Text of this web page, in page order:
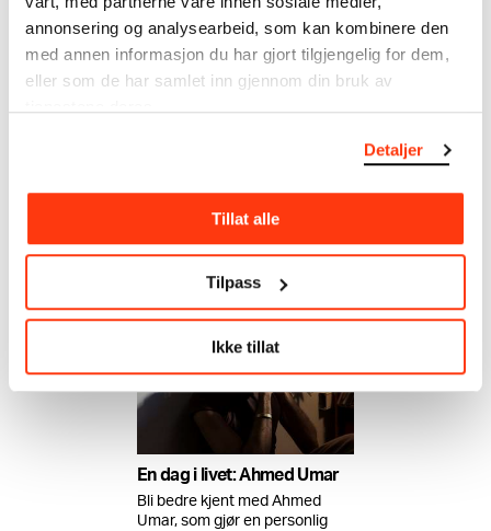
annonsering og analysearbeid, som kan kombinere den
med annen informasjon du har gjort tilgjengelig for dem,
eller som de har samlet inn gjennom din bruk av
Detaljer
Tillat alle
Tilpass
Ikke tillat
utstillingen «Gi meg et navn».
En dag i livet: Guro Sibeko
tolkning i utstillingen «Gi meg
et navn».
En dag i livet: Ahmed Umar
Bli bedre kjent med Ahmed
Umar, som gjør en personlig